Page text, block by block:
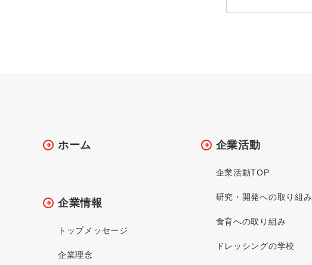
ホーム
企業情報
トップメッセージ
企業理念
企業活動
企業活動TOP
研究・開発への取り組み
食育への取り組み
ドレッシングの学校